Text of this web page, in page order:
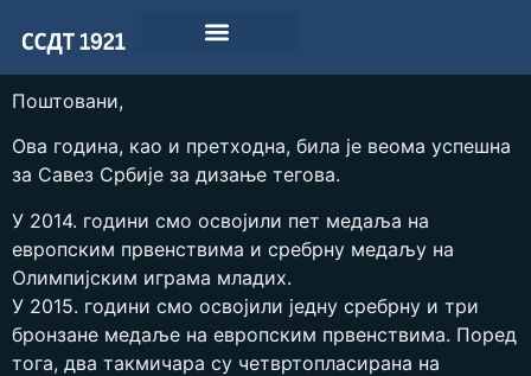
Поштовани,
Ова година, као и претходна, била је веома успешна
за Савез Србије за дизање тегова.
У 2014. години смо освојили пет медаља на
европским првенствима и сребрну медаљу на
Олимпијским играма младих.
У 2015. години смо освојили једну сребрну и три
бронзане медаље на европским првенствима. Поред
тога, два такмичара су четвртопласирана на